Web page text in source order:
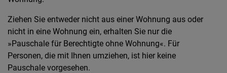
Ziehen Sie entweder nicht aus einer Wohnung aus oder
nicht in eine Wohnung ein, erhalten Sie nur die
»Pauschale für Berechtigte ohne Wohnung«. Für
Personen, die mit Ihnen umziehen, ist hier keine
Pauschale vorgesehen.